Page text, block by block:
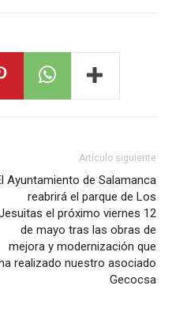
Artículo siguiente
Ayuntamiento de Salamanca
reabrirá el parque de Los
el próximo viernes 12
de mayo tras las obras de
mejora y modernización que
realizado nuestro asociado
Gecocsa